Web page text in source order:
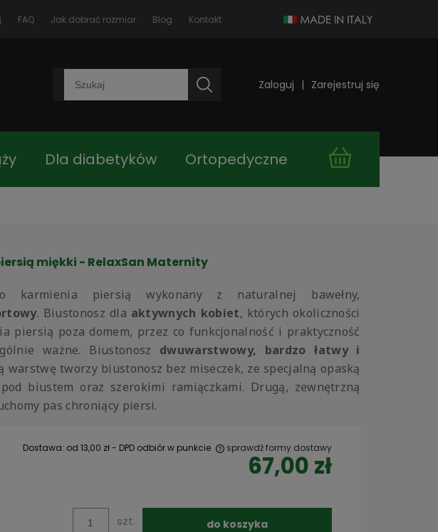
FAQ Jak dobrać rozmiar Blog Kontakt
Zaloguj Zarejestruj się
Dla diabetyków Ortopedyczne
miękki - RelaxSan Maternity
piersią wykonany z naturalnej bawełny,
. Biustonosz dla aktywnych kobiet, których okoliczności
piersią poza domem, przez co funkcjonalność i praktyczność
ważne. Biustonosz dwuwarstwowy, bardzo łatwy i
warstwę tworzy biustonosz bez miseczek, ze specjalną opaską
biustem oraz szerokimi ramiączkami. Drugą, zewnętrzną
pas chroniący piersi.
Dostawa: od 13,00 zł- DPD odbiór w punkcie sprawdź formy dostawy
67,00 zł
szt. do koszyka